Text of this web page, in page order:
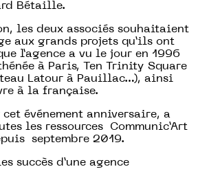
Bétaille.
les deux associés souhaitaient
aux grands projets qu’ils ont
l’agence a vu le jour en 1996
à Paris, Ten Trinity Square
Latour à Pauillac…), ainsi
à la française.
cet événement anniversaire, a
les ressources Communic’Art
septembre 2019.
succès d’une agence